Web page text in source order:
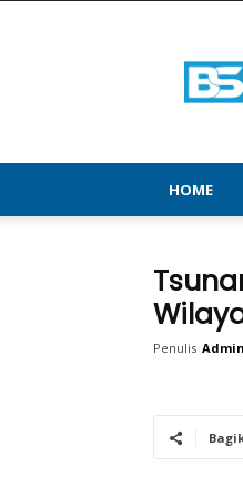
HOME
Penulis Admin